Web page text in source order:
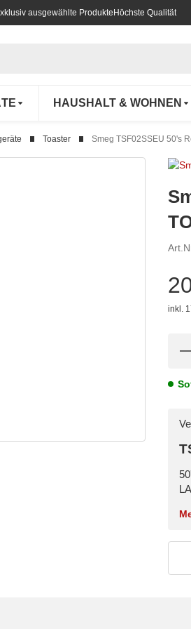
ausgewählte Produkte Höchste Qualität
HAUSHALT & WOHNEN
Toaster Smeg TSF02SSEU 50's
inkl.